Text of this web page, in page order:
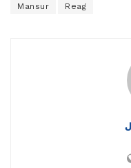
Mansur Reag